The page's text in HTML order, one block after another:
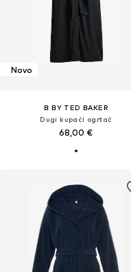
Novo
B BY TED BAKER
Dugi kupaći ogrtač
68,00 €